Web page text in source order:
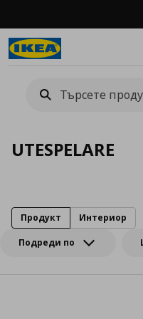
UTESPELARE
Подреди по
Продукт Интериор